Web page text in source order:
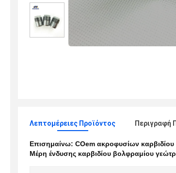
Λεπτομέρειες Προϊόντος Περιγραφή
Επισημαίνω: COem ακροφυσίων
Μέρη ένδυσης καρβιδίου βολφραμίου